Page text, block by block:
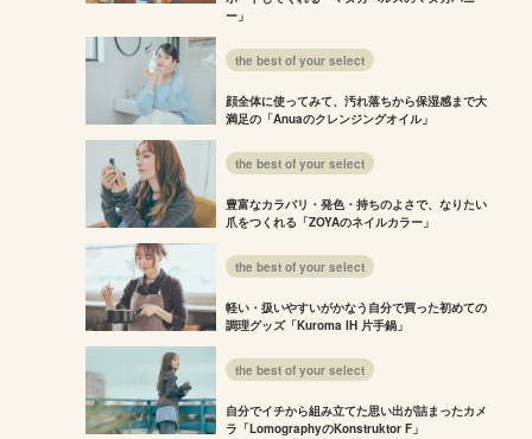
ー」
the best of your select
顔全体に使ってみて、汚れ落ちから保湿感まで大
満足の「Anuaのクレンジングオイル」
the best of your select
豊富なカラバリ・発色・持ちのよさで、なりたい
爪をつくれる「ZOYAのネイルカラー」
the best of your select
軽い・扱いやすいがかなう自分で買った初めての
調理グッズ「Kuroma IH 片手鍋」
the best of your select
自分でイチから組み立てた思い出が詰まったカメ
ラ「LomographyのKonstruktor F」